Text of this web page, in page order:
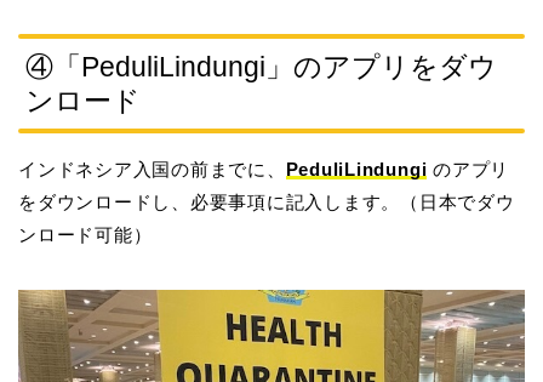
④「PeduliLindungi」のアプリをダウ
ンロード
インドネシア入国の前までに、 PeduliLindungi のアプリ
をダウンロードし、必要事項に記入します。（日本でダウ
ンロード可能）